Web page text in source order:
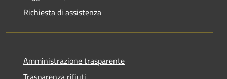
Richiesta di assistenza
Amministrazione trasparente